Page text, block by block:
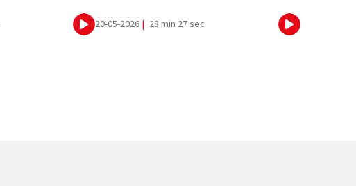
Ecouter
20-05-2026 | 28 min 27 sec Ecouter